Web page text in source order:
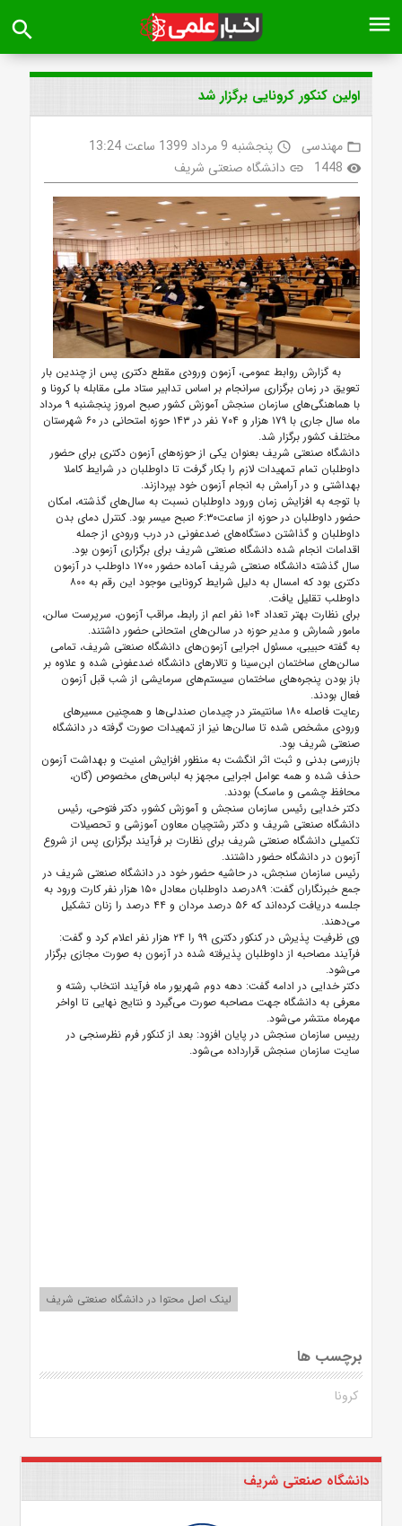
menu
search
اولین کنکور کرونایی برگزار شد
folder_open مهندسی access_time پنجشنبه 9 مرداد 1399 ساعت 13:24
visibility
1448
link دانشگاه صنعتی شریف
به گزارش روابط عمومی، آزمون ورودی مقطع دکتری پس از چندین بار
تعویق در زمان برگزاری سرانجام بر اساس تدابیر ستاد ملی مقابله با کرونا و
با هماهنگی‌های سازمان سنجش آموزش کشور صبح امروز پنجشنبه ۹ مرداد
ماه سال جاری با ۱۷۹ هزار و ۷۰۴ نفر در ۱۴۳ حوزه امتحانی در ۶۰ شهرستان
مختلف کشور برگزار شد.
دانشگاه صنعتی شریف بعنوان یکی از حوزه‌های آزمون دکتری برای حضور
داوطلبان تمام تمهیدات لازم را بکار گرفت تا داوطلبان در شرایط کاملا
بهداشتی و در آرامش به انجام آزمون خود بپردازند.
با توجه به افزایش زمان ورود داوطلبان نسبت به سال‌های گذشته، امکان
حضور داوطلبان در حوزه از ساعت۶:۳۰ صبح میسر بود. کنترل دمای بدن
داوطلبان و گذاشتن دستگاه‌های ضدعفونی در درب ورودی از جمله
اقدامات انجام شده دانشگاه صنعتی شریف برای برگزاری آزمون بود.
سال گذشته دانشگاه صنعتی شریف آماده حضور ۱۷۰۰ داوطلب در آزمون
دکتری بود که امسال به دلیل شرایط کرونایی موجود این رقم به ۸۰۰
داوطلب تقلیل یافت.
برای نظارت بهتر تعداد ۱۰۴ نفر اعم از رابط، مراقب آزمون، سرپرست سالن،
مامور شمارش و مدیر حوزه در سالن‌های امتحانی حضور داشتند.
به گفته حبیبی، مسئول اجرایی آزمون‌های دانشگاه صنعتی شریف، تمامی
سالن‌های ساختمان ابن‌سینا و تالارهای دانشگاه ضدعفونی شده و علاوه بر
باز بودن پنجره‌های ساختمان سیستم‌های سرمایشی از شب قبل آزمون
فعال بودند.
رعایت فاصله ۱۸۰ سانتیمتر در چیدمان صندلی‌ها و همچنین مسیرهای
ورودی مشخص شده تا سالن‌ها نیز از تمهیدات صورت گرفته در دانشگاه
صنعتی شریف بود.
بازرسی بدنی و ثبت اثر انگشت به منظور افزایش امنیت و بهداشت آزمون
حذف شده و همه عوامل اجرایی مجهز به لباس‌های مخصوص (گان،
محافظ چشمی و ماسک) بودند.
دکتر خدایی رئیس سازمان سنجش و آموزش کشور، دکتر فتوحی، رئیس
دانشگاه صنعتی شریف و دکتر رشتچیان معاون آموزشی و تحصیلات
تکمیلی دانشگاه صنعتی شریف برای نظارت بر فرآیند برگزاری پس از شروع
آزمون در دانشگاه حضور داشتند.
رئیس سازمان سنجش، در حاشیه حضور خود در دانشگاه صنعتی شریف در
جمع خبرنگاران گفت: ۸۹درصد داوطلبان معادل ۱۵۰ هزار نفر کارت ورود به
جلسه دریافت کرده‌اند که ۵۶ درصد مردان و ۴۴ درصد را زنان تشکیل
می‌دهند.
وی ظرفیت پذیرش در کنکور دکتری ۹۹ را ۲۴ هزار نفر اعلام کرد و گفت:
فرآیند مصاحبه از داوطلبان پذیرفته شده در آزمون به صورت مجازی برگزار
می‌شود.
دکتر خدایی در ادامه گفت: دهه دوم شهریور ماه فرآیند انتخاب رشته و
معرفی به دانشگاه جهت مصاحبه صورت می‌گیرد و نتایج نهایی تا اواخر
مهرماه منتشر می‌شود.
رییس سازمان سنجش در پایان افزود: بعد از کنکور فرم نظرسنجی در
سایت سازمان سنجش قرارداده می‌شود.
لینک اصل محتوا در دانشگاه صنعتی شریف
برچسب ها
کرونا
دانشگاه صنعتی شریف